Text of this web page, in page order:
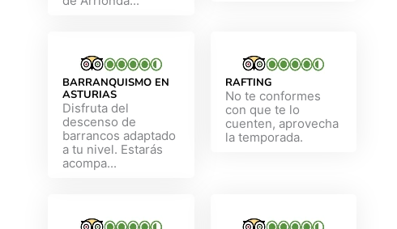
BARRANQUISMO EN
ASTURIAS
Disfruta del
descenso de
barrancos adaptado
a tu nivel. Estarás
acompa...
RAFTING
No te conformes
con que te lo
cuenten, aprovecha
la temporada.